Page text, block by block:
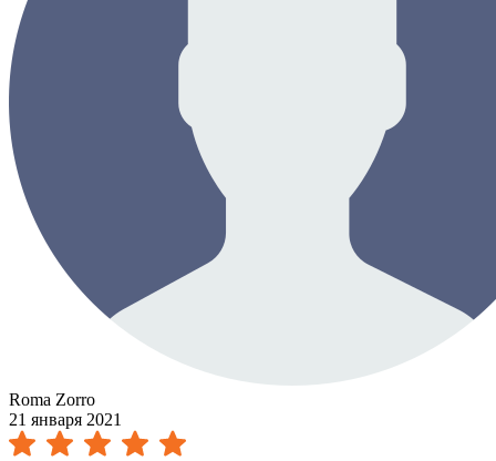
Roma Zorro
21 января 2021